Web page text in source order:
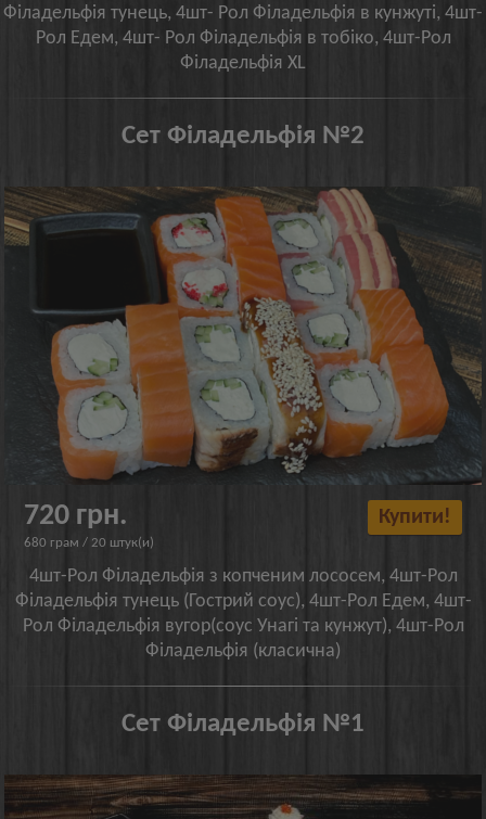
Філадельфія тунець, 4шт- Рол Філадельфія в кунжуті, 4шт-
Рол Едем, 4шт- Рол Філадельфія в тобіко, 4шт-Рол
Філадельфія XL
Сет Філадельфія №2
720 грн.
680 грам / 20 штук(и)
Купити!
4шт-Рол Філадельфія з копченим лососем, 4шт-Рол
Філадельфія тунець (Гострий соус), 4шт-Рол Едем, 4шт-
Рол Філадельфія вугор(соус Унагі та кунжут), 4шт-Рол
Філадельфія (класична)
Сет Філадельфія №1